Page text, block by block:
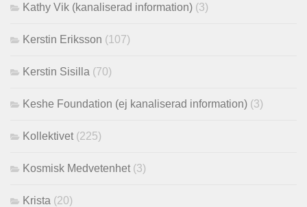
Kathy Vik (kanaliserad information) (3)
Kerstin Eriksson (107)
Kerstin Sisilla (70)
Keshe Foundation (ej kanaliserad information) (3)
Kollektivet (225)
Kosmisk Medvetenhet (3)
Krista (20)